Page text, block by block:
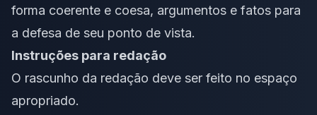
forma coerente e coesa, argumentos e fatos para
a defesa de seu ponto de vista.
Instruções para redação
O rascunho da redação deve ser feito no espaço
apropriado.